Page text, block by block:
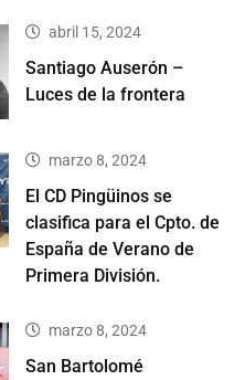
abril 15, 2024
Santiago Auserón –
Luces de la frontera
marzo 8, 2024
El CD Pingüinos se
clasifica para el Cpto. de
España de Verano de
Primera División.
marzo 8, 2024
San Bartolomé